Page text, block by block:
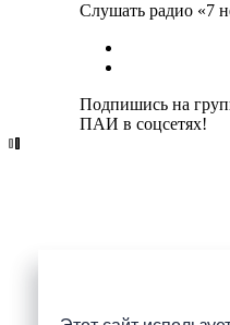
Слушать радио «7
Подпишись на
ПАИ в соцсетях!